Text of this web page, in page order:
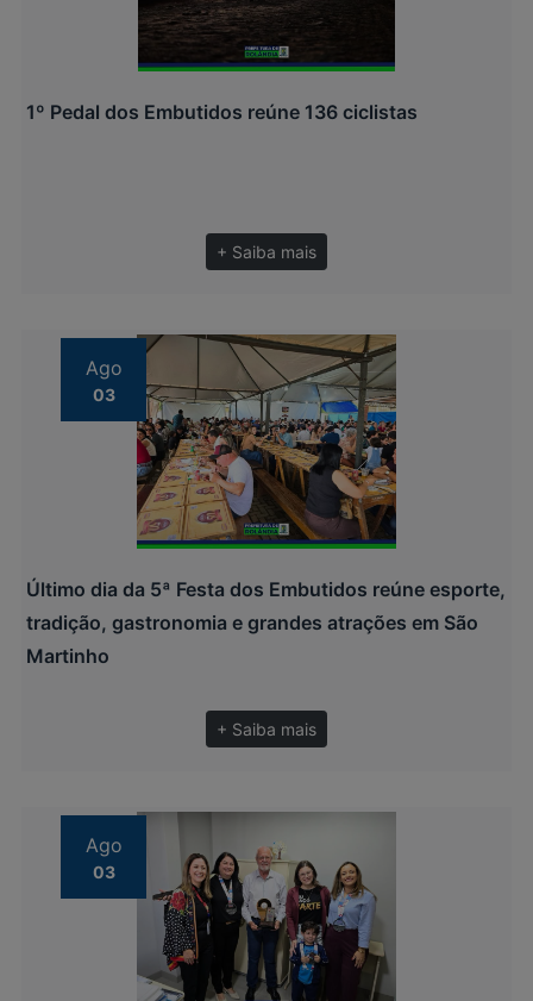
1º Pedal dos Embutidos reúne 136 ciclistas
+ Saiba mais
Ago
03
Último dia da 5ª Festa dos Embutidos reúne esporte,
tradição, gastronomia e grandes atrações em São
Martinho
+ Saiba mais
Ago
03